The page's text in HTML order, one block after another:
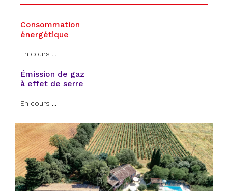
Consommation
énergétique
En cours ...
Émission de gaz
à effet de serre
En cours ...